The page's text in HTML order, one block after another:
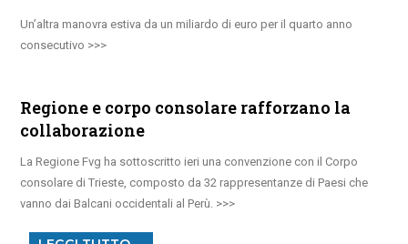
Un’altra manovra estiva da un miliardo di euro per il quarto anno
consecutivo
Regione e corpo consolare rafforzano la
collaborazione
La Regione Fvg ha sottoscritto ieri una convenzione con il Corpo
consolare di Trieste, composto da 32 rappresentanze di Paesi che
vanno dai Balcani occidentali al Perù.